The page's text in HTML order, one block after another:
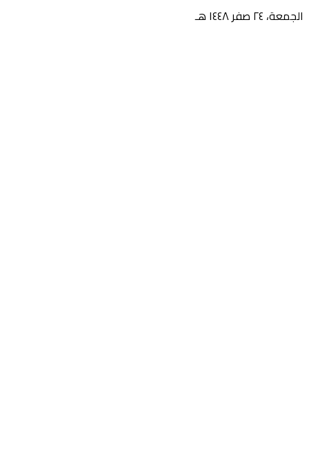
الجمعة، ٢٤ صفر ١٤٤٨ هـ